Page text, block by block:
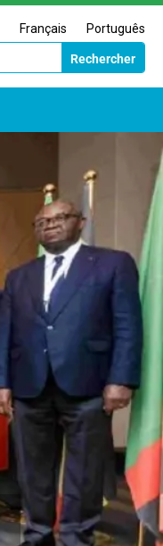
Français Português